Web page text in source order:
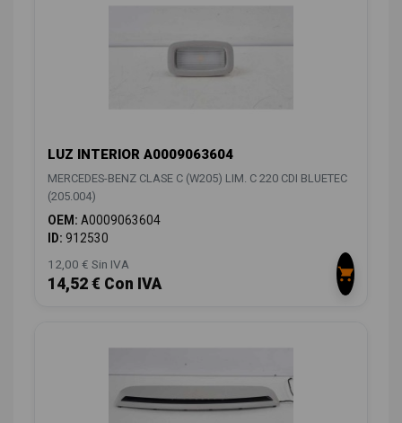
LUZ INTERIOR A0009063604
MERCEDES-BENZ CLASE C (W205) LIM. C 220 CDI BLUETEC
(205.004)
OEM: A0009063604
ID: 912530
12,00 € Sin IVA
14,52 € Con IVA